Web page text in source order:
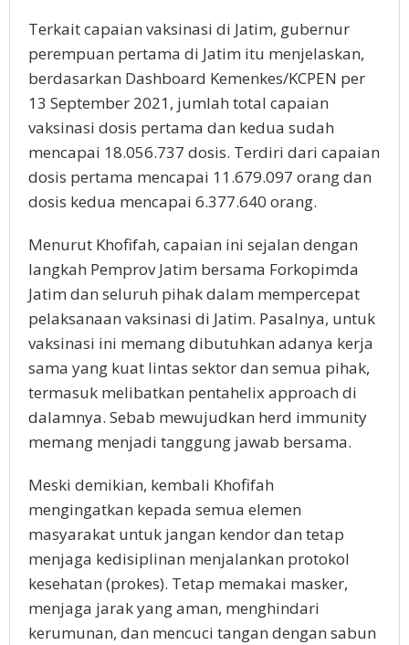
Terkait capaian vaksinasi di Jatim, gubernur
perempuan pertama di Jatim itu menjelaskan,
berdasarkan Dashboard Kemenkes/KCPEN per
13 September 2021, jumlah total capaian
vaksinasi dosis pertama dan kedua sudah
mencapai 18.056.737 dosis. Terdiri dari capaian
dosis pertama mencapai 11.679.097 orang dan
dosis kedua mencapai 6.377.640 orang.
Menurut Khofifah, capaian ini sejalan dengan
langkah Pemprov Jatim bersama Forkopimda
Jatim dan seluruh pihak dalam mempercepat
pelaksanaan vaksinasi di Jatim. Pasalnya, untuk
vaksinasi ini memang dibutuhkan adanya kerja
sama yang kuat lintas sektor dan semua pihak,
termasuk melibatkan pentahelix approach di
dalamnya. Sebab mewujudkan herd immunity
memang menjadi tanggung jawab bersama.
Meski demikian, kembali Khofifah
mengingatkan kepada semua elemen
masyarakat untuk jangan kendor dan tetap
menjaga kedisiplinan menjalankan protokol
kesehatan (prokes). Tetap memakai masker,
menjaga jarak yang aman, menghindari
kerumunan, dan mencuci tangan dengan sabun